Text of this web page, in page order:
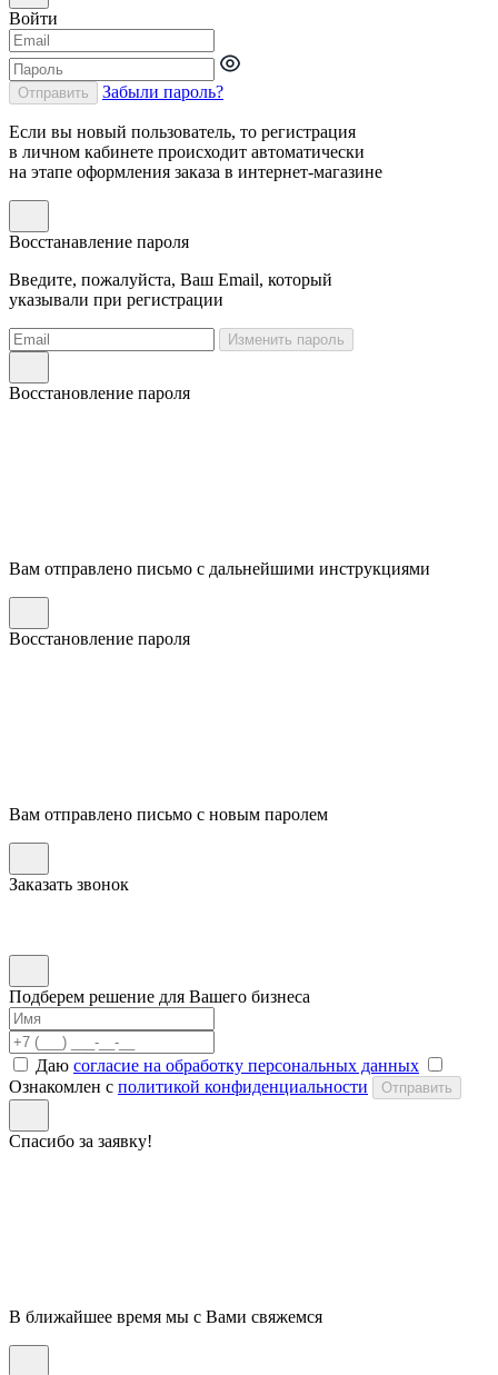
Войти
Отправить Забыли пароль?
Если вы новый пользователь, то регистрация
в личном кабинете происходит автоматически
на этапе оформления заказа в интернет-магазине
Восстанавление пароля
Введите, пожалуйста, Ваш Email, который
указывали при регистрации
Изменить пароль
Восстановление пароля
Вам отправлено письмо с дальнейшими инструкциями
Восстановление пароля
Вам отправлено письмо с новым паролем
Заказать звонок
Подберем решение для Вашего бизнеса
Даю согласие на обработку персональных данных
Ознакомлен с политикой конфиденциальности Отправить
Спасибо за заявку!
В ближайшее время мы с Вами свяжемся